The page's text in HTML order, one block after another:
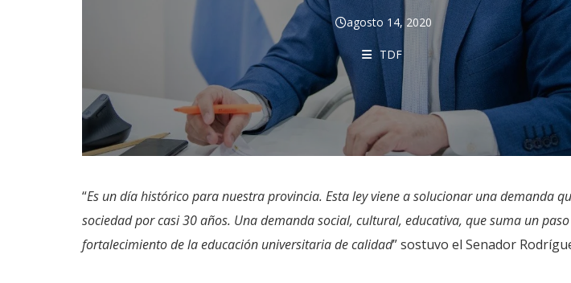
agosto 14, 2020
TDF
“Es un día histórico para nuestra provincia. Esta ley viene a solucionar una demanda
sociedad por casi 30 años. Una demanda social, cultural, educativa, que suma un
fortalecimiento de la educación universitaria de calidad” sostuvo el Senador